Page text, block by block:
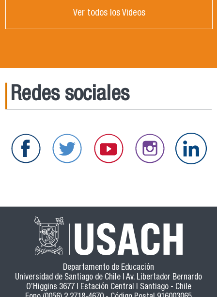
Ver todos los Videos
Redes sociales
Departamento de Educación
Universidad de Santiago de Chile | Av. Libertador Bernardo
O’Higgins 3677 | Estación Central | Santiago - Chile